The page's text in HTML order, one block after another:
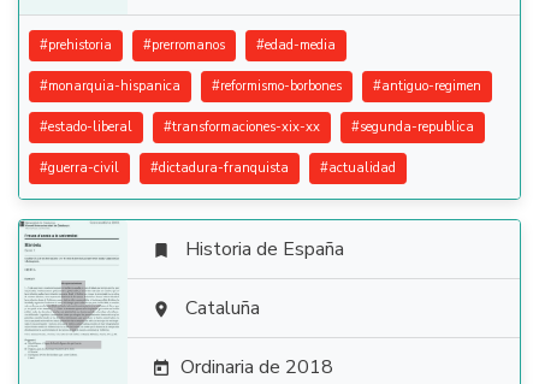
#prehistoria #prerromanos #edad-media
#monarquia-hispanica #reformismo-borbones #antiguo-regimen
#estado-liberal #transformaciones-xix-xx #segunda-republica
#guerra-civil #dictadura-franquista #actualidad

 Historia de España
 Cataluña
 Ordinaria de 2018